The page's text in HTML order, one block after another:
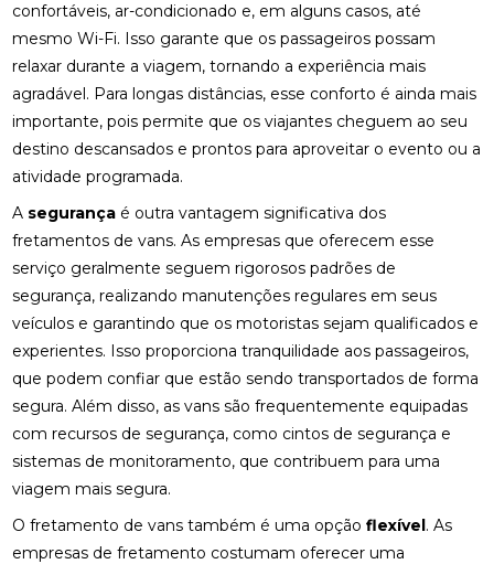
confortáveis, ar-condicionado e, em alguns casos, até
mesmo Wi-Fi. Isso garante que os passageiros possam
relaxar durante a viagem, tornando a experiência mais
agradável. Para longas distâncias, esse conforto é ainda mais
importante, pois permite que os viajantes cheguem ao seu
destino descansados e prontos para aproveitar o evento ou a
atividade programada.
A segurança é outra vantagem significativa dos
fretamentos de vans. As empresas que oferecem esse
serviço geralmente seguem rigorosos padrões de
segurança, realizando manutenções regulares em seus
veículos e garantindo que os motoristas sejam qualificados e
experientes. Isso proporciona tranquilidade aos passageiros,
que podem confiar que estão sendo transportados de forma
segura. Além disso, as vans são frequentemente equipadas
com recursos de segurança, como cintos de segurança e
sistemas de monitoramento, que contribuem para uma
viagem mais segura.
O fretamento de vans também é uma opçãoflexível. As
empresas de fretamento costumam oferecer uma